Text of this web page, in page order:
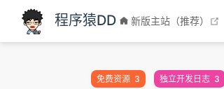
跳至主要內容
程序猿DD 新版主站（推荐）
免费资源 3 独立开发日志 3